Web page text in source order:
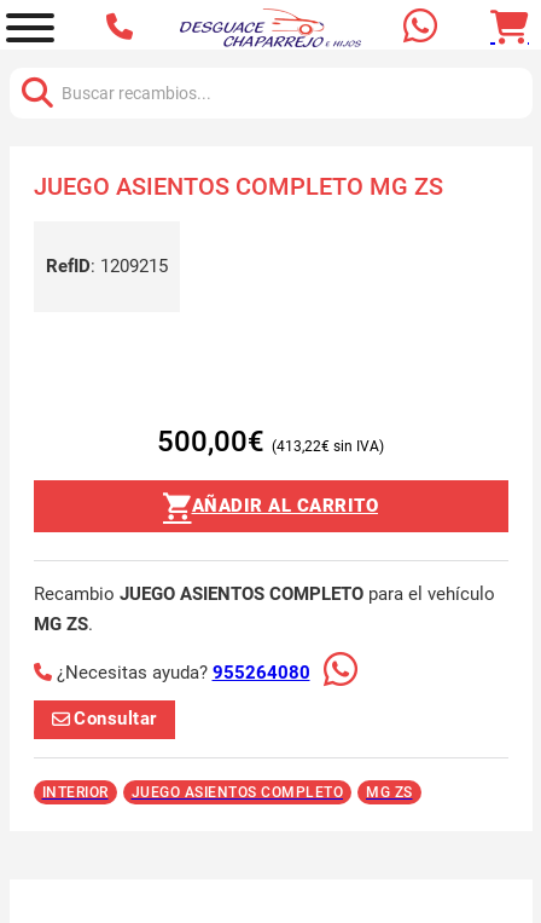
JUEGO ASIENTOS COMPLETO MG ZS
RefID: 1209215
500,00€ 413,22€
AÑADIR AL CARRITO
Recambio JUEGO ASIENTOS COMPLETOpara el vehículo
MG ZS.
¿Necesitas ayuda? 955264080
Consultar
INTERIOR JUEGO ASIENTOS COMPLETO MG ZS